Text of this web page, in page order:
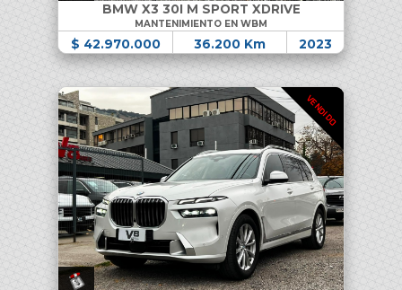
BMW X3 30I M SPORT XDRIVE
MANTENIMIENTO EN WBM
$ 42.970.000 36.200 Km 2023
VENDIDO